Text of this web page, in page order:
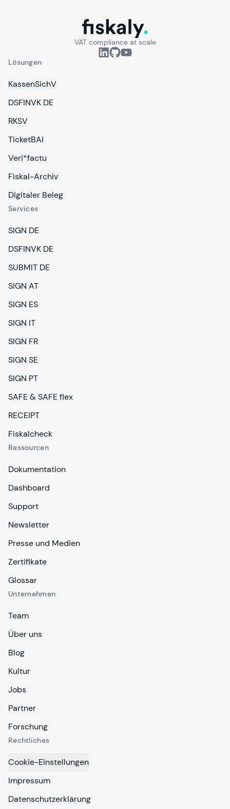
fiskaly.
VAT compliance at scale
Lösungen
KassenSichV
DSFINVK DE
RKSV
TicketBAI
Veri*factu
Fiskal-Archiv
Digitaler Beleg
Services
SIGN DE
DSFINVK DE
SUBMIT DE
SIGN AT
SIGN ES
SIGN IT
SIGN FR
SIGN SE
SIGN PT
SAFE & SAFE flex
RECEIPT
Fiskalcheck
Ressourcen
Dokumentation
Dashboard
Support
Newsletter
Presse und Medien
Zertifikate
Glossar
Unternehmen
Team
Über uns
Blog
Kultur
Jobs
Partner
Forschung
Rechtliches
Cookie-Einstellungen
Impressum
Datenschutzerklärung